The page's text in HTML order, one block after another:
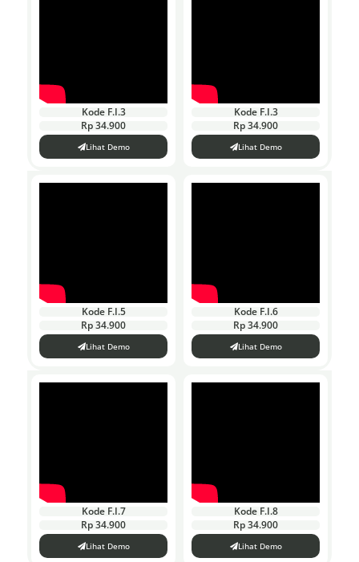
Kode F.I.3
Rp 34.900
Lihat Demo
Kode F.I.3
Rp 34.900
Lihat Demo
Kode F.I.5
Rp 34.900
Lihat Demo
Kode F.I.6
Rp 34.900
Lihat Demo
Kode F.I.7
Rp 34.900
Lihat Demo
Kode F.I.8
Rp 34.900
Lihat Demo